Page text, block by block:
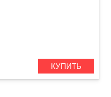
КУПИТЬ